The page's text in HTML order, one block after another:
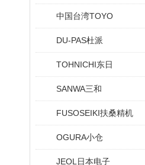
中国台湾TOYO
DU-PAS杜派
TOHNICHI东日
SANWA三和
FUSOSEIKI扶桑精机
OGURA小仓
JEOL日本电子